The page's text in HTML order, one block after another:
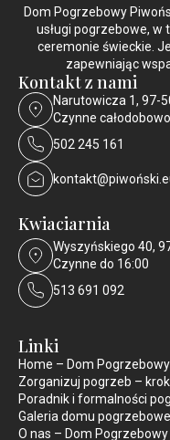
Dom Pogrzebowy
usługi pogrzebowe, w
ceremonie świeckie.
zapewniając
Kontakt z nami
Narutowicza 1, 97-
Czynne całodobowo
502 245 161
Kwiaciarnia
Wyszyńskiego 40,
Czynne do 16:00
513 691 092
Linki
Home – Dom
Zorganizuj pogrzeb –
Poradnik i formalności
Galeria domu
O nas – Dom